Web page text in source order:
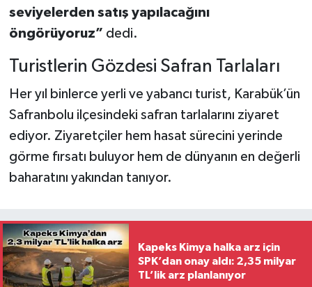
seviyelerden satış yapılacağını
öngörüyoruz” dedi.
Turistlerin Gözdesi Safran Tarlaları
Her yıl binlerce yerli ve yabancı turist, Karabük’ün
Safranbolu ilçesindeki safran tarlalarını ziyaret
ediyor. Ziyaretçiler hem hasat sürecini yerinde
görme fırsatı buluyor hem de dünyanın en değerli
baharatını yakından tanıyor.
Kapeks Kimya halka arz için
SPK’dan onay aldı: 2,35 milyar
TL’lik arz planlanıyor